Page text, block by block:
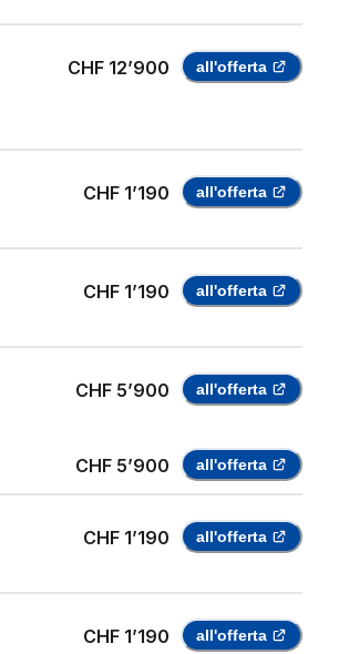
CHF 12’900 all'offerta
CHF 1’190 all'offerta
CHF 1’190 all'offerta
CHF 5’900 all'offerta
CHF 5’900 all'offerta
CHF 1’190 all'offerta
CHF 1’190 all'offerta